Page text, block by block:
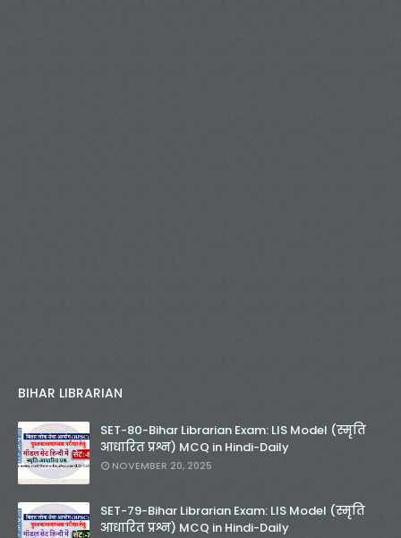
BIHAR LIBRARIAN
SET-80-Bihar Librarian Exam: LIS Model (स्मृति
आधारित प्रश्न) MCQ in Hindi-Daily
NOVEMBER 20, 2025
SET-79-Bihar Librarian Exam: LIS Model (स्मृति
आधारित प्रश्न) MCQ in Hindi-Daily